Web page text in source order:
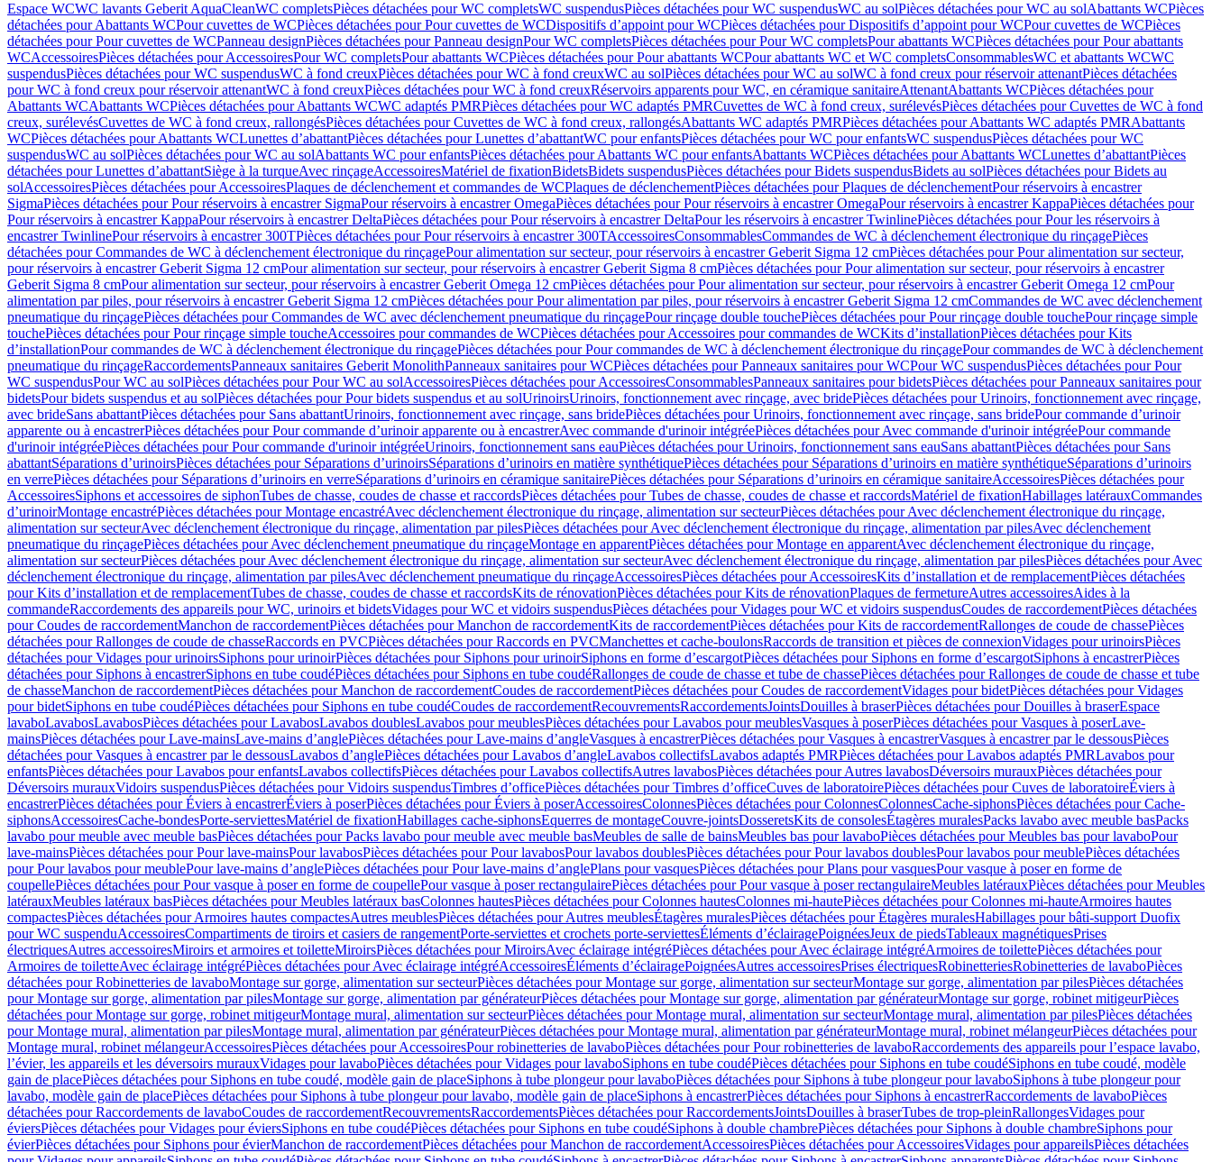
Espace WCWC lavants Geberit AquaCleanWC completsPièces détachées pour WC completsWC suspendusPièces détachées pour WC suspendusWC au solPièces détachées pour WC au solAbattants WCPièces
détachées pour Abattants WCPour cuvettes de WCPièces détachées pour Pour cuvettes de WCDispositifs d’appoint pour WCPièces détachées pour Dispositifs d’appoint pour WCPour cuvettes de WCPièces
détachées pour Pour cuvettes de WCPanneau designPièces détachées pour Panneau designPour WC completsPièces détachées pour Pour WC completsPour abattants WCPièces détachées pour Pour abattants
WCAccessoiresPièces détachées pour AccessoiresPour WC completsPour abattants WCPièces détachées pour Pour abattants WCPour abattants WC et WC completsConsommablesWC et abattants WCWC
suspendusPièces détachées pour WC suspendusWC à fond creuxPièces détachées pour WC à fond creuxWC au solPièces détachées pour WC au solWC à fond creux pour réservoir attenantPièces détachées
pour WC à fond creux pour réservoir attenantWC à fond creuxPièces détachées pour WC à fond creuxRéservoirs apparents pour WC, en céramique sanitaireAttenantAbattants WCPièces détachées pour
Abattants WCAbattants WCPièces détachées pour Abattants WCWC adaptés PMRPièces détachées pour WC adaptés PMRCuvettes de WC à fond creux, surélevésPièces détachées pour Cuvettes de WC à fond
creux, surélevésCuvettes de WC à fond creux, rallongésPièces détachées pour Cuvettes de WC à fond creux, rallongésAbattants WC adaptés PMRPièces détachées pour Abattants WC adaptés PMRAbattants
WCPièces détachées pour Abattants WCLunettes d’abattantPièces détachées pour Lunettes d’abattantWC pour enfantsPièces détachées pour WC pour enfantsWC suspendusPièces détachées pour WC
suspendusWC au solPièces détachées pour WC au solAbattants WC pour enfantsPièces détachées pour Abattants WC pour enfantsAbattants WCPièces détachées pour Abattants WCLunettes d’abattantPièces
détachées pour Lunettes d’abattantSiège à la turqueAvec rinçageAccessoiresMatériel de fixationBidetsBidets suspendusPièces détachées pour Bidets suspendusBidets au solPièces détachées pour Bidets au
solAccessoiresPièces détachées pour AccessoiresPlaques de déclenchement et commandes de WCPlaques de déclenchementPièces détachées pour Plaques de déclenchementPour réservoirs à encastrer
SigmaPièces détachées pour Pour réservoirs à encastrer SigmaPour réservoirs à encastrer OmegaPièces détachées pour Pour réservoirs à encastrer OmegaPour réservoirs à encastrer KappaPièces détachées pour
Pour réservoirs à encastrer KappaPour réservoirs à encastrer DeltaPièces détachées pour Pour réservoirs à encastrer DeltaPour les réservoirs à encastrer TwinlinePièces détachées pour Pour les réservoirs à
encastrer TwinlinePour réservoirs à encastrer 300TPièces détachées pour Pour réservoirs à encastrer 300TAccessoiresConsommablesCommandes de WC à déclenchement électronique du rinçagePièces
détachées pour Commandes de WC à déclenchement électronique du rinçagePour alimentation sur secteur, pour réservoirs à encastrer Geberit Sigma 12 cmPièces détachées pour Pour alimentation sur secteur,
pour réservoirs à encastrer Geberit Sigma 12 cmPour alimentation sur secteur, pour réservoirs à encastrer Geberit Sigma 8 cmPièces détachées pour Pour alimentation sur secteur, pour réservoirs à encastrer
Geberit Sigma 8 cmPour alimentation sur secteur, pour réservoirs à encastrer Geberit Omega 12 cmPièces détachées pour Pour alimentation sur secteur, pour réservoirs à encastrer Geberit Omega 12 cmPour
alimentation par piles, pour réservoirs à encastrer Geberit Sigma 12 cmPièces détachées pour Pour alimentation par piles, pour réservoirs à encastrer Geberit Sigma 12 cmCommandes de WC avec déclenchement
pneumatique du rinçagePièces détachées pour Commandes de WC avec déclenchement pneumatique du rinçagePour rinçage double touchePièces détachées pour Pour rinçage double touchePour rinçage simple
touchePièces détachées pour Pour rinçage simple toucheAccessoires pour commandes de WCPièces détachées pour Accessoires pour commandes de WCKits d’installationPièces détachées pour Kits
d’installationPour commandes de WC à déclenchement électronique du rinçagePièces détachées pour Pour commandes de WC à déclenchement électronique du rinçagePour commandes de WC à déclenchement
pneumatique du rinçageRaccordementsPanneaux sanitaires Geberit MonolithPanneaux sanitaires pour WCPièces détachées pour Panneaux sanitaires pour WCPour WC suspendusPièces détachées pour Pour
WC suspendusPour WC au solPièces détachées pour Pour WC au solAccessoiresPièces détachées pour AccessoiresConsommablesPanneaux sanitaires pour bidetsPièces détachées pour Panneaux sanitaires pour
bidetsPour bidets suspendus et au solPièces détachées pour Pour bidets suspendus et au solUrinoirsUrinoirs, fonctionnement avec rinçage, avec bridePièces détachées pour Urinoirs, fonctionnement avec rinçage,
avec brideSans abattantPièces détachées pour Sans abattantUrinoirs, fonctionnement avec rinçage, sans bridePièces détachées pour Urinoirs, fonctionnement avec rinçage, sans bridePour commande d’urinoir
apparente ou à encastrerPièces détachées pour Pour commande d’urinoir apparente ou à encastrerAvec commande d'urinoir intégréePièces détachées pour Avec commande d'urinoir intégréePour commande
d'urinoir intégréePièces détachées pour Pour commande d'urinoir intégréeUrinoirs, fonctionnement sans eauPièces détachées pour Urinoirs, fonctionnement sans eauSans abattantPièces détachées pour Sans
abattantSéparations d’urinoirsPièces détachées pour Séparations d’urinoirsSéparations d’urinoirs en matière synthétiquePièces détachées pour Séparations d’urinoirs en matière synthétiqueSéparations d’urinoirs
en verrePièces détachées pour Séparations d’urinoirs en verreSéparations d’urinoirs en céramique sanitairePièces détachées pour Séparations d’urinoirs en céramique sanitaireAccessoiresPièces détachées pour
AccessoiresSiphons et accessoires de siphonTubes de chasse, coudes de chasse et raccordsPièces détachées pour Tubes de chasse, coudes de chasse et raccordsMatériel de fixationHabillages latérauxCommandes
dʼurinoirMontage encastréPièces détachées pour Montage encastréAvec déclenchement électronique du rinçage, alimentation sur secteurPièces détachées pour Avec déclenchement électronique du rinçage,
alimentation sur secteurAvec déclenchement électronique du rinçage, alimentation par pilesPièces détachées pour Avec déclenchement électronique du rinçage, alimentation par pilesAvec déclenchement
pneumatique du rinçagePièces détachées pour Avec déclenchement pneumatique du rinçageMontage en apparentPièces détachées pour Montage en apparentAvec déclenchement électronique du rinçage,
alimentation sur secteurPièces détachées pour Avec déclenchement électronique du rinçage, alimentation sur secteurAvec déclenchement électronique du rinçage, alimentation par pilesPièces détachées pour Avec
déclenchement électronique du rinçage, alimentation par pilesAvec déclenchement pneumatique du rinçageAccessoiresPièces détachées pour AccessoiresKits d’installation et de remplacementPièces détachées
pour Kits d’installation et de remplacementTubes de chasse, coudes de chasse et raccordsKits de rénovationPièces détachées pour Kits de rénovationPlaques de fermetureAutres accessoiresAides à la
commandeRaccordements des appareils pour WC, urinoirs et bidetsVidages pour WC et vidoirs suspendusPièces détachées pour Vidages pour WC et vidoirs suspendusCoudes de raccordementPièces détachées
pour Coudes de raccordementManchon de raccordementPièces détachées pour Manchon de raccordementKits de raccordementPièces détachées pour Kits de raccordementRallonges de coude de chassePièces
détachées pour Rallonges de coude de chasseRaccords en PVCPièces détachées pour Raccords en PVCManchettes et cache-boulonsRaccords de transition et pièces de connexionVidages pour urinoirsPièces
détachées pour Vidages pour urinoirsSiphons pour urinoirPièces détachées pour Siphons pour urinoirSiphons en forme d’escargotPièces détachées pour Siphons en forme d’escargotSiphons à encastrerPièces
détachées pour Siphons à encastrerSiphons en tube coudéPièces détachées pour Siphons en tube coudéRallonges de coude de chasse et tube de chassePièces détachées pour Rallonges de coude de chasse et tube
de chasseManchon de raccordementPièces détachées pour Manchon de raccordementCoudes de raccordementPièces détachées pour Coudes de raccordementVidages pour bidetPièces détachées pour Vidages
pour bidetSiphons en tube coudéPièces détachées pour Siphons en tube coudéCoudes de raccordementRecouvrementsRaccordementsJointsDouilles à braserPièces détachées pour Douilles à braserEspace
lavaboLavabosLavabosPièces détachées pour LavabosLavabos doublesLavabos pour meublesPièces détachées pour Lavabos pour meublesVasques à poserPièces détachées pour Vasques à poserLave-
mainsPièces détachées pour Lave-mainsLave-mains d’anglePièces détachées pour Lave-mains d’angleVasques à encastrerPièces détachées pour Vasques à encastrerVasques à encastrer par le dessousPièces
détachées pour Vasques à encastrer par le dessousLavabos d’anglePièces détachées pour Lavabos d’angleLavabos collectifsLavabos adaptés PMRPièces détachées pour Lavabos adaptés PMRLavabos pour
enfantsPièces détachées pour Lavabos pour enfantsLavabos collectifsPièces détachées pour Lavabos collectifsAutres lavabosPièces détachées pour Autres lavabosDéversoirs murauxPièces détachées pour
Déversoirs murauxVidoirs suspendusPièces détachées pour Vidoirs suspendusTimbres dʼofficePièces détachées pour Timbres dʼofficeCuves de laboratoirePièces détachées pour Cuves de laboratoireÉviers à
encastrerPièces détachées pour Éviers à encastrerÉviers à poserPièces détachées pour Éviers à poserAccessoiresColonnesPièces détachées pour ColonnesColonnesCache-siphonsPièces détachées pour Cache-
siphonsAccessoiresCache-bondesPorte-serviettesMatériel de fixationHabillages cache-siphonsEquerres de montageCouvre-jointsDosseretsKits de consolesÉtagères muralesPacks lavabo avec meuble basPacks
lavabo pour meuble avec meuble basPièces détachées pour Packs lavabo pour meuble avec meuble basMeubles de salle de bainsMeubles bas pour lavaboPièces détachées pour Meubles bas pour lavaboPour
lave-mainsPièces détachées pour Pour lave-mainsPour lavabosPièces détachées pour Pour lavabosPour lavabos doublesPièces détachées pour Pour lavabos doublesPour lavabos pour meublePièces détachées
pour Pour lavabos pour meublePour lave-mains d’anglePièces détachées pour Pour lave-mains d’anglePlans pour vasquesPièces détachées pour Plans pour vasquesPour vasque à poser en forme de
coupellePièces détachées pour Pour vasque à poser en forme de coupellePour vasque à poser rectangulairePièces détachées pour Pour vasque à poser rectangulaireMeubles latérauxPièces détachées pour Meubles
latérauxMeubles latéraux basPièces détachées pour Meubles latéraux basColonnes hautesPièces détachées pour Colonnes hautesColonnes mi-hautePièces détachées pour Colonnes mi-hauteArmoires hautes
compactesPièces détachées pour Armoires hautes compactesAutres meublesPièces détachées pour Autres meublesÉtagères muralesPièces détachées pour Étagères muralesHabillages pour bâti-support Duofix
pour WC suspenduAccessoiresCompartiments de tiroirs et casiers de rangementPorte-serviettes et crochets porte-serviettesÉléments d’éclairagePoignéesJeux de piedsTableaux magnétiquesPrises
électriquesAutres accessoiresMiroirs et armoires et toiletteMiroirsPièces détachées pour MiroirsAvec éclairage intégréPièces détachées pour Avec éclairage intégréArmoires de toilettePièces détachées pour
Armoires de toiletteAvec éclairage intégréPièces détachées pour Avec éclairage intégréAccessoiresÉléments d’éclairagePoignéesAutres accessoiresPrises électriquesRobinetteriesRobinetteries de lavaboPièces
détachées pour Robinetteries de lavaboMontage sur gorge, alimentation sur secteurPièces détachées pour Montage sur gorge, alimentation sur secteurMontage sur gorge, alimentation par pilesPièces détachées
pour Montage sur gorge, alimentation par pilesMontage sur gorge, alimentation par générateurPièces détachées pour Montage sur gorge, alimentation par générateurMontage sur gorge, robinet mitigeurPièces
détachées pour Montage sur gorge, robinet mitigeurMontage mural, alimentation sur secteurPièces détachées pour Montage mural, alimentation sur secteurMontage mural, alimentation par pilesPièces détachées
pour Montage mural, alimentation par pilesMontage mural, alimentation par générateurPièces détachées pour Montage mural, alimentation par générateurMontage mural, robinet mélangeurPièces détachées pour
Montage mural, robinet mélangeurAccessoiresPièces détachées pour AccessoiresPour robinetteries de lavaboPièces détachées pour Pour robinetteries de lavaboRaccordements des appareils pour l’espace lavabo,
l’évier, les appareils et les déversoirs murauxVidages pour lavaboPièces détachées pour Vidages pour lavaboSiphons en tube coudéPièces détachées pour Siphons en tube coudéSiphons en tube coudé, modèle
gain de placePièces détachées pour Siphons en tube coudé, modèle gain de placeSiphons à tube plongeur pour lavaboPièces détachées pour Siphons à tube plongeur pour lavaboSiphons à tube plongeur pour
lavabo, modèle gain de placePièces détachées pour Siphons à tube plongeur pour lavabo, modèle gain de placeSiphons à encastrerPièces détachées pour Siphons à encastrerRaccordements de lavaboPièces
détachées pour Raccordements de lavaboCoudes de raccordementRecouvrementsRaccordementsPièces détachées pour RaccordementsJointsDouilles à braserTubes de trop-pleinRallongesVidages pour
éviersPièces détachées pour Vidages pour éviersSiphons en tube coudéPièces détachées pour Siphons en tube coudéSiphons à double chambrePièces détachées pour Siphons à double chambreSiphons pour
évierPièces détachées pour Siphons pour évierManchon de raccordementPièces détachées pour Manchon de raccordementAccessoiresPièces détachées pour AccessoiresVidages pour appareilsPièces détachées